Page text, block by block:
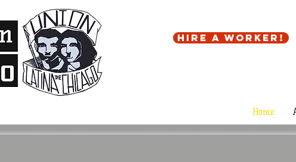
Hire a worker!
Home